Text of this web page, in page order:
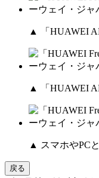
▲ 「HUAWEI
▲ 「HUAWEI
▲ スマホやPC
戻る